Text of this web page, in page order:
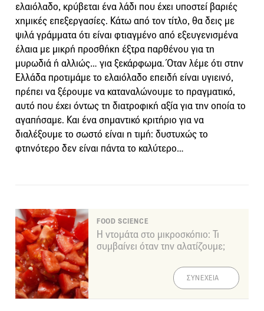
ελαιόλαδο, κρύβεται ένα λάδι που έχει υποστεί βαριές
χημικές επεξεργασίες. Κάτω από τον τίτλο, θα δεις με
ψιλά γράμματα ότι είναι φτιαγμένο από εξευγενισμένα
έλαια με μικρή προσθήκη έξτρα παρθένου για τη
μυρωδιά ή αλλιώς… για ξεκάρφωμα. Όταν λέμε ότι στην
Ελλάδα προτιμάμε το ελαιόλαδο επειδή είναι υγιεινό,
πρέπει να ξέρουμε να καταναλώνουμε το πραγματικό,
αυτό που έχει όντως τη διατροφική αξία για την οποία το
αγαπήσαμε. Και ένα σημαντικό κριτήριο για να
διαλέξουμε το σωστό είναι η τιμή: δυστυχώς το
φτηνότερο δεν είναι πάντα το καλύτερο…
FOOD SCIENCE
Η ντομάτα στο μικροσκόπιο: Τι
συμβαίνει όταν την αλατίζουμε;
ΣΥΝΕΧΕΙΑ